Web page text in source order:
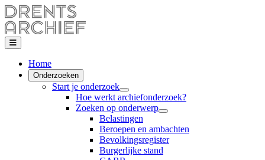
Home
Onderzoeken
Start je onderzoek
Hoe werkt archiefonderzoek?
Zoeken op onderwerp
Belastingen
Beroepen en ambachten
Bevolkingsregister
Burgerlijke stand